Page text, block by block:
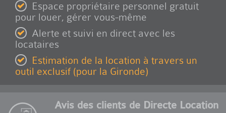
Espace propriétaire personnel gratuit
pour louer, gérer vous-même
Alerte et suivi en direct avec les
locataires
Estimation de la location à travers un
outil exclusif (pour la Gironde)
Avis des clients de Directe Location